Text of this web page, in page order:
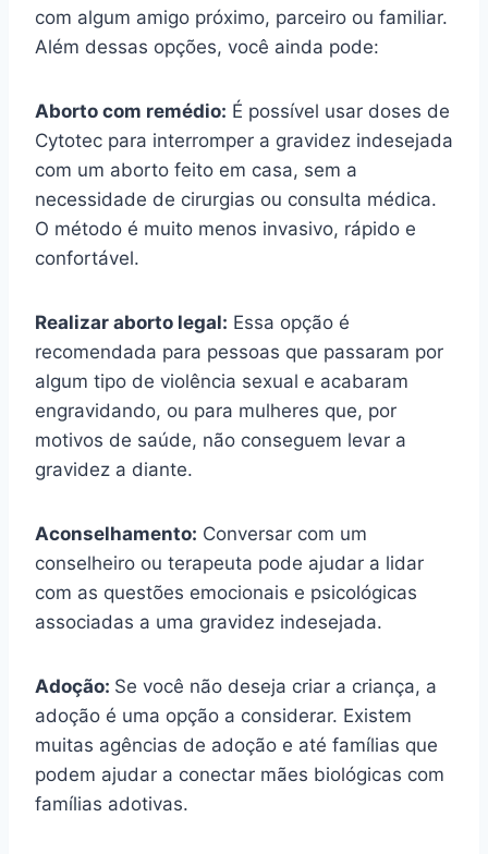
com algum amigo próximo, parceiro ou familiar.
Além dessas opções, você ainda pode:
Aborto com remédio: É possível usar doses de
Cytotec para interromper a gravidez indesejada
com um aborto feito em casa, sem a
necessidade de cirurgias ou consulta médica.
O método é muito menos invasivo, rápido e
confortável.
Realizar aborto legal: Essa opção é
recomendada para pessoas que passaram por
algum tipo de violência sexual e acabaram
engravidando, ou para mulheres que, por
motivos de saúde, não conseguem levar a
gravidez a diante.
Aconselhamento: Conversar com um
conselheiro ou terapeuta pode ajudar a lidar
com as questões emocionais e psicológicas
associadas a uma gravidez indesejada.
Adoção: Se você não deseja criar a criança, a
adoção é uma opção a considerar. Existem
muitas agências de adoção e até famílias que
podem ajudar a conectar mães biológicas com
famílias adotivas.